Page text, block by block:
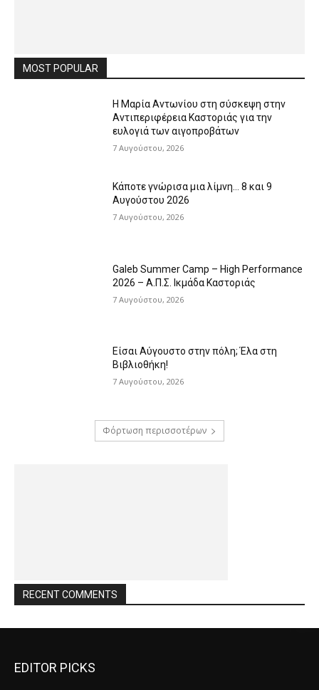
MOST POPULAR
Η Μαρία Αντωνίου στη σύσκεψη στην
Αντιπεριφέρεια Καστοριάς για την
ευλογιά των αιγοπροβάτων
7 Αυγούστου, 2026
Κάποτε γνώρισα μια λίμνη… 8 και 9
Αυγούστου 2026
7 Αυγούστου, 2026
Galeb Summer Camp – High Performance
2026 – Α.Π.Σ. Ικμάδα Καστοριάς
7 Αυγούστου, 2026
Είσαι Αύγουστο στην πόλη; Έλα στη
Βιβλιοθήκη!
7 Αυγούστου, 2026
Φόρτωση περισσοτέρων
RECENT COMMENTS
EDITOR PICKS